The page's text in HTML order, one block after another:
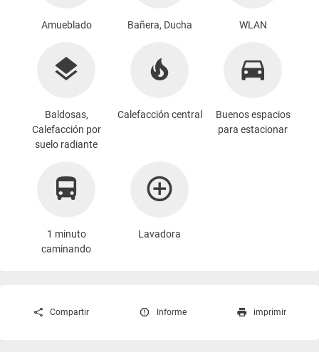
Amueblado Bañera, Ducha WLAN
Baldosas,
Calefacción por
suelo radiante
Calefacción central
Buenos espacios
para estacionar
1 minuto
caminando
Lavadora
Compartir Informe imprimir